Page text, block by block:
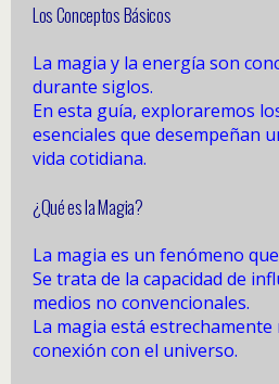
Los Conceptos Básicos
La magia y la energía son
durante siglos.
En esta guía, exploraremos
esenciales que desempeñan
vida cotidiana.
¿Qué es la Magia?
La magia es un fenómeno
Se trata de la capacidad de
medios no convencionales.
La magia está
conexión con el universo.